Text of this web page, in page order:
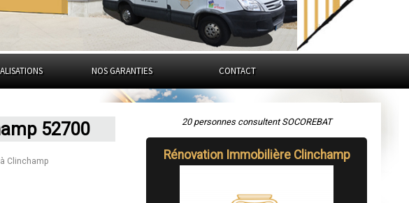
NOS GARANTIES CONTACT
52700
Clinchamp
20 personnes consultent SOCOREBAT
Rénovation Immobilière Clinchamp